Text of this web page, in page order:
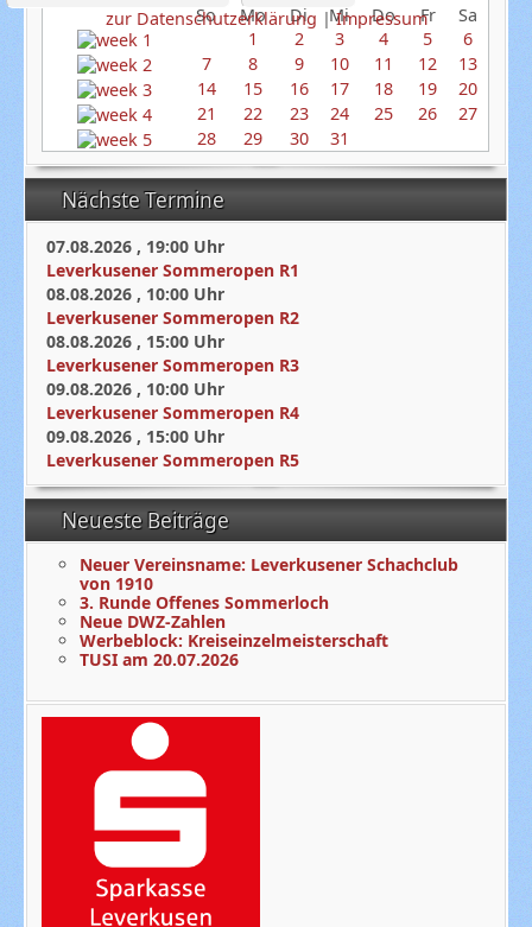
So
Mo Di Mi Do Fr
Sa
1
2 3 4 5
6
7
8 9 10 11 12
13
14
15 16 17 18 19
20
21
22 23 24 25 26
27
28
29 30 31
Nächste Termine
07.08.2026 , 19:00 Uhr
Leverkusener Sommeropen R1
08.08.2026 , 10:00 Uhr
Leverkusener Sommeropen R2
08.08.2026 , 15:00 Uhr
Leverkusener Sommeropen R3
09.08.2026 , 10:00 Uhr
Leverkusener Sommeropen R4
09.08.2026 , 15:00 Uhr
Leverkusener Sommeropen R5
Neueste Beiträge
Neuer Vereinsname: Leverkusener Schachclub
von 1910
3. Runde Offenes Sommerloch
Neue DWZ-Zahlen
Werbeblock: Kreiseinzelmeisterschaft
TUSI am 20.07.2026
zur Datenschutzerklärung |Impressum